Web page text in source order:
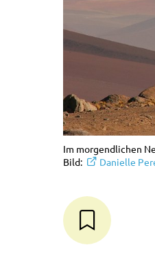
Im morgendlichen
Bild:
Danielle